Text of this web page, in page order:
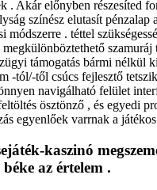
Akár előnyben részesíted
színész elutasít
. téttel
támogatás bármi
tól/-től csúcs fejlesztő
navigálható felület
ösztönző , és egyedi
egyenlőek varrnak a
kaszinó
az értelem .